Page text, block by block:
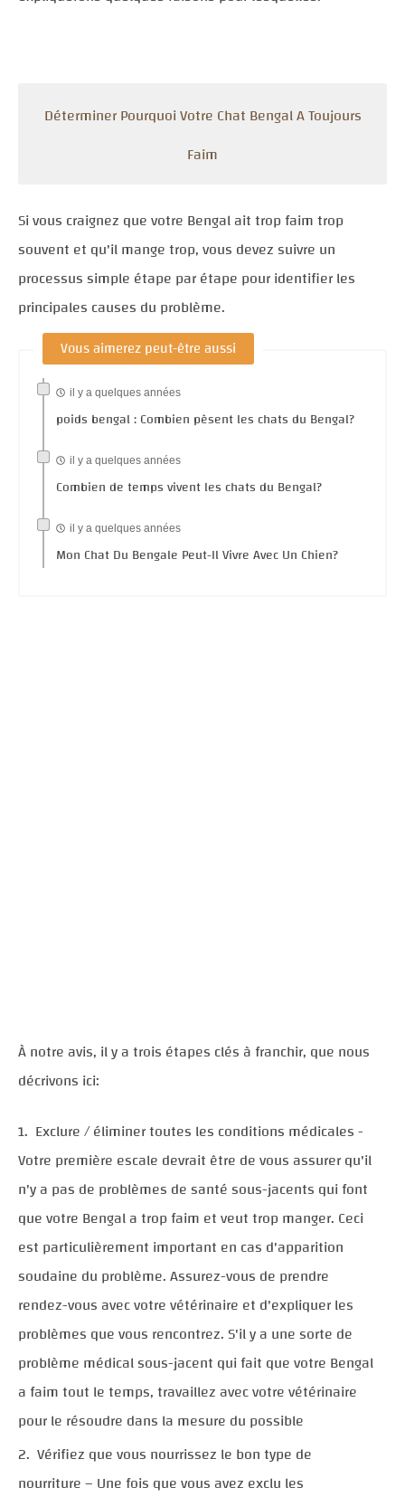
Déterminer Pourquoi Votre Chat Bengal A Toujours
Faim
Si vous craignez que votre Bengal ait trop faim trop
souvent et qu'il mange trop, vous devez suivre un
processus simple étape par étape pour identifier les
principales causes du problème.
Vous aimerez peut-être aussi
il y a quelques années
poids bengal : Combien pèsent les chats du Bengal?
il y a quelques années
Combien de temps vivent les chats du Bengal?
il y a quelques années
Mon Chat Du Bengale Peut-Il Vivre Avec Un Chien?
À notre avis, il y a trois étapes clés à franchir, que nous
décrivons ici:
Exclure / éliminer toutes les conditions médicales -
Votre première escale devrait être de vous assurer qu'il
n'y a pas de problèmes de santé sous-jacents qui font
que votre Bengal a trop faim et veut trop manger. Ceci
est particulièrement important en cas d'apparition
soudaine du problème. Assurez-vous de prendre
rendez-vous avec votre vétérinaire et d'expliquer les
problèmes que vous rencontrez. S'il y a une sorte de
problème médical sous-jacent qui fait que votre Bengal
a faim tout le temps, travaillez avec votre vétérinaire
pour le résoudre dans la mesure du possible
Vérifiez que vous nourrissez le bon type de
nourriture – Une fois que vous avez exclu les